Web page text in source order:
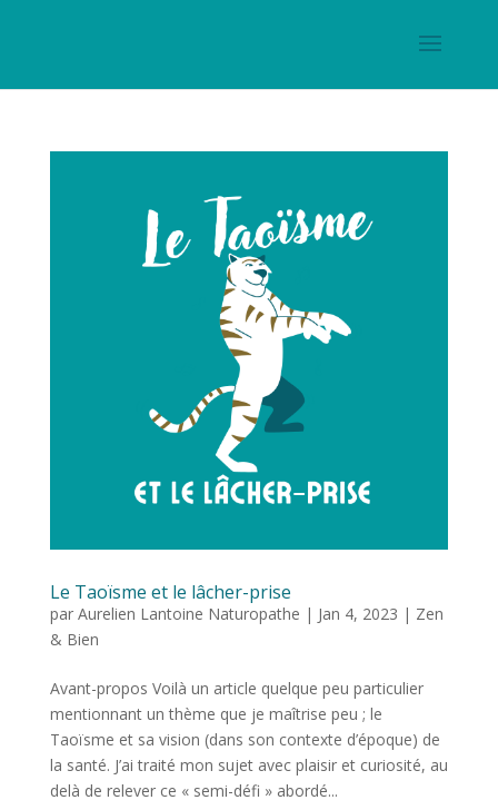
Le Taoïsme et le lâcher-prise
par Aurelien Lantoine Naturopathe | Jan 4, 2023 | Zen
& Bien
Avant-propos Voilà un article quelque peu particulier
mentionnant un thème que je maîtrise peu ; le
Taoïsme et sa vision (dans son contexte d’époque) de
la santé. J’ai traité mon sujet avec plaisir et curiosité, au
delà de relever ce « semi-défi » abordé...